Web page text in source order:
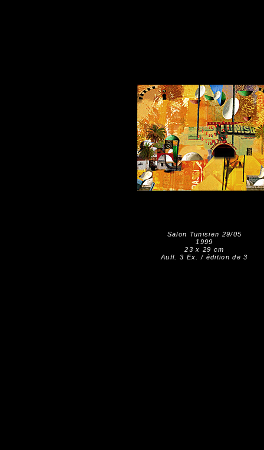
Salon Tunisien 29/05
1999
23 x 29 cm
Aufl. 3 Ex. / édition de 3